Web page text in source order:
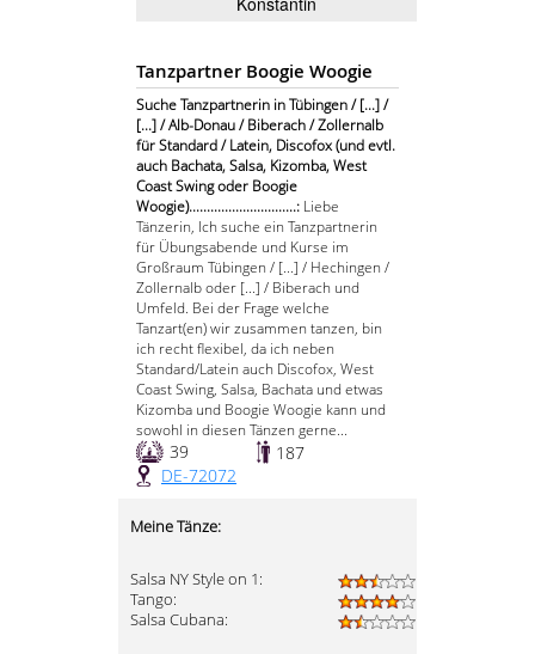
Tanzpartner Boogie Woogie
Suche Tanzpartnerin in Tübingen / [...] /
[...] / Alb-Donau / Biberach / Zollernalb
für Standard / Latein, Discofox (und evtl.
auch Bachata, Salsa, Kizomba, West
Coast Swing oder Boogie
Woogie)..............................: Liebe
Tänzerin, Ich suche ein Tanzpartnerin
für Übungsabende und Kurse im
Großraum Tübingen / [...] / Hechingen /
Zollernalb oder [...] / Biberach und
Umfeld. Bei der Frage welche
Tanzart(en) wir zusammen tanzen, bin
ich recht flexibel, da ich neben
Standard/Latein auch Discofox, West
Coast Swing, Salsa, Bachata und etwas
Kizomba und Boogie Woogie kann und
sowohl in diesen Tänzen gerne...
39
187
DE-72072
Meine Tänze:
Salsa NY Style on 1:
Tango:
Salsa Cubana: